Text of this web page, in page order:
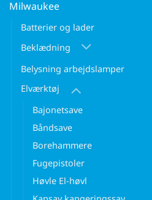
Milwaukee
Batterier og lader
Beklædning
Belysning arbejdslamper
Elværktøj
Bajonetsave
Båndsave
Borehammere
Fugepistoler
Høvle El-høvl